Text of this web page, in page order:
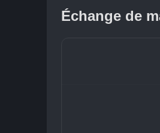
Échange de